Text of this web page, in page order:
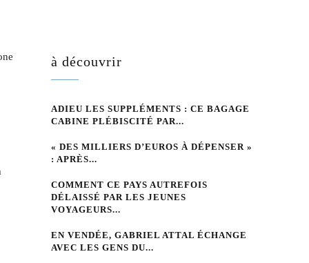
à découvrir
ADIEU LES SUPPLÉMENTS : CE BAGAGE
CABINE PLÉBISCITÉ PAR...
« DES MILLIERS D’EUROS À DÉPENSER »
: APRÈS...
COMMENT CE PAYS AUTREFOIS
DÉLAISSÉ PAR LES JEUNES
VOYAGEURS...
EN VENDÉE, GABRIEL ATTAL ÉCHANGE
AVEC LES GENS DU...